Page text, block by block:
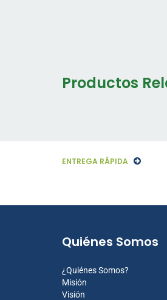
Productos
ENTREGA RÁPIDA
Quiénes Somos
¿Quiénes Somos?
Misión
Visión